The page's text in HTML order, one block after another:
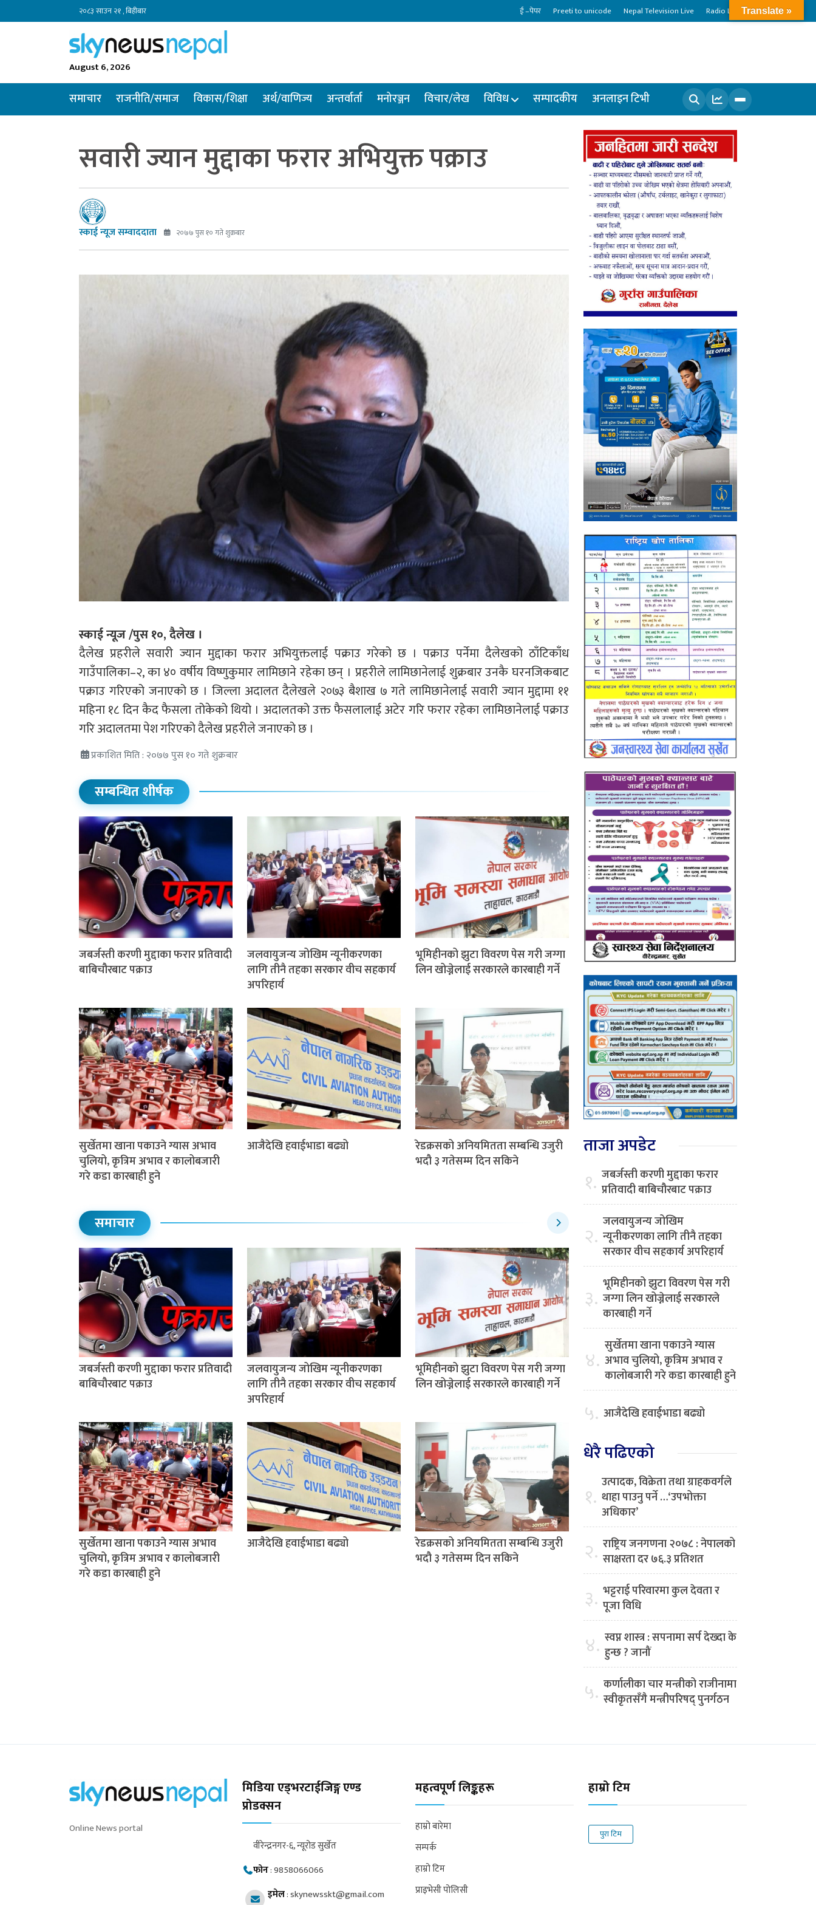
२०८३ साउन २१ , बिहीबार ई –पेपर Preeti to unicode Nepal Television Live Radio Live
August 6, 2026
समाचार राजनीति/समाज विकास/शिक्षा अर्थ/वाणिज्य अन्तर्वार्ता मनोरञ्जन विचार/लेख विविध सम्पादकीय अनलाइन टिभी
खोज्नुहोस
सवारी ज्यान मुद्दाका फरार अभियुक्त पक्राउ
स्काई न्यूज सम्वाददाता २०७७ पुस १० गते शुक्रबार
स्काई न्यूज /पुस १०, दैलेख ।
दैलेख प्रहरीले सवारी ज्यान मुद्दाका फरार अभियुक्तलाई पक्राउ गरेको छ । पक्राउ पर्नेमा दैलेखको ठाँटिकाँध
गाउँपालिका–२, का ४० वर्षीय विष्णुकुमार लामिछाने रहेका छन् । प्रहरीले लामिछानेलाई शुक्रबार उनकै घरनजिकबाट
पक्राउ गरिएको जनाएको छ । जिल्ला अदालत दैलेखले २०७३ बैशाख ७ गते लामिछानेलाई सवारी ज्यान मुद्दामा ११
महिना १८ दिन कैद फैसला तोकेको थियो । अदालतको उक्त फैसलालाई अटेर गरि फरार रहेका लामिछानेलाई पक्राउ
गरि अदालतमा पेश गरिएको दैलेख प्रहरीले जनाएको छ ।
प्रकाशित मिति : २०७७ पुस १० गते शुक्रबार
सम्बन्धित शीर्षक
जबर्जस्ती करणी मुद्दाका फरार प्रतिवादी
बाबिचौरबाट पक्राउ
जलवायुजन्य जोखिम न्यूनीकरणका
लागि तीनै तहका सरकार वीच सहकार्य
अपरिहार्य
भूमिहीनको झुटा विवरण पेस गरी जग्गा
लिन खोज्नेलाई सरकारले कारबाही गर्ने
सुर्खेतमा खाना पकाउने ग्यास अभाव
चुलियो, कृत्रिम अभाव र कालोबजारी
गरे कडा कारबाही हुने
आजैदेखि हवाईभाडा बढ्यो
रेडक्रसको अनियमितता सम्बन्धि उजुरी
भदौ ३ गतेसम्म दिन सकिने
समाचार
जबर्जस्ती करणी मुद्दाका फरार प्रतिवादी
बाबिचौरबाट पक्राउ
जलवायुजन्य जोखिम न्यूनीकरणका
लागि तीनै तहका सरकार वीच सहकार्य
अपरिहार्य
भूमिहीनको झुटा विवरण पेस गरी जग्गा
लिन खोज्नेलाई सरकारले कारबाही गर्ने
सुर्खेतमा खाना पकाउने ग्यास अभाव
चुलियो, कृत्रिम अभाव र कालोबजारी
गरे कडा कारबाही हुने
आजैदेखि हवाईभाडा बढ्यो
रेडक्रसको अनियमितता सम्बन्धि उजुरी
भदौ ३ गतेसम्म दिन सकिने
ताजा अपडेट
१. जबर्जस्ती करणी मुद्दाका फरार
प्रतिवादी बाबिचौरबाट पक्राउ
२. जलवायुजन्य जोखिम
न्यूनीकरणका लागि तीनै तहका
सरकार वीच सहकार्य अपरिहार्य
३. भूमिहीनको झुटा विवरण पेस गरी
जग्गा लिन खोज्नेलाई सरकारले
कारबाही गर्ने
४. सुर्खेतमा खाना पकाउने ग्यास
अभाव चुलियो, कृत्रिम अभाव र
कालोबजारी गरे कडा कारबाही हुने
५. आजैदेखि हवाईभाडा बढ्यो
धेरै पढिएको
१. उत्पादक, विक्रेता तथा ग्राहकवर्गले
थाहा पाउनु पर्ने …‘उपभोक्ता
अधिकार’
२. राष्ट्रिय जनगणना २०७८ : नेपालको
साक्षरता दर ७६.३ प्रतिशत
३. भट्टराई परिवारमा कुल देवता र
पूजा विधि
४. स्वप्न शास्त्र : सपनामा सर्प देख्दा के
हुन्छ ? जानौं
५. कर्णालीका चार मन्त्रीको राजीनामा
स्वीकृतसँगै मन्त्रीपरिषद् पुनर्गठन
Online News portal
मिडिया एड्भरटाईजिङ्ग एण्ड
प्रोडक्सन
वीरेन्द्रनगर-६, न्यूरोड सुर्खेत
फोन:9858066066
इमेल:skynewsskt@gmail.com
महत्वपूर्ण लिङ्कहरू
हाम्रो बारेमा
सम्पर्क
हाम्रो टिम
प्राइभेसी पोलिसी
हाम्रो टिम
पुरा टिम
Translate »